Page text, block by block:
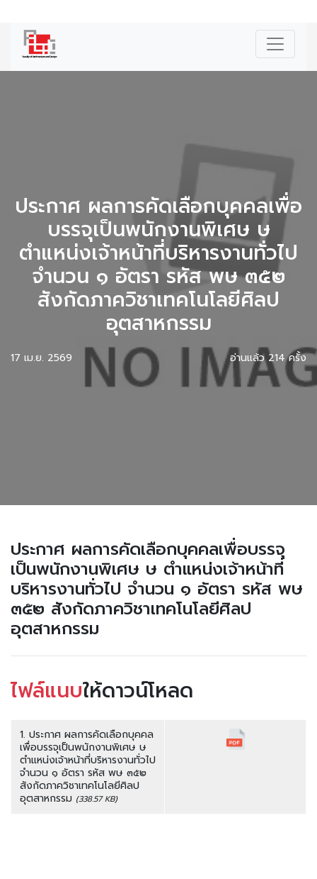
ประกาศ ผลการคัดเลือกบุคคลเพื่อ
บรรจุเป็นพนักงานพิเศษ ษ
ตำแหน่งเจ้าหน้าที่บริหารงานทั่วไป
จำนวน ๑ อัตรา รหัส พษ ๓๕๒
สังกัดภาควิชาเทคโนโลยีศิลป
อุตสาหกรรม
17 เม.ย. 2569 อ่านแล้ว 214 ครั้ง
ประกาศ ผลการคัดเลือกบุคคลเพื่อบรรจุ
เป็นพนักงานพิเศษ ษ ตำแหน่งเจ้าหน้าที่
บริหารงานทั่วไป จำนวน ๑ อัตรา รหัส พษ
๓๕๒ สังกัดภาควิชาเทคโนโลยีศิลป
อุตสาหกรรม
ไฟล์แนบให้ดาวน์โหลด
1. ประกาศ ผลการคัดเลือกบุคคล
เพื่อบรรจุเป็นพนักงานพิเศษ ษ
ตำแหน่งเจ้าหน้าที่บริหารงานทั่วไป
จำนวน ๑ อัตรา รหัส พษ ๓๕๒
สังกัดภาควิชาเทคโนโลยีศิลป
อุตสาหกรรม (338.57 KB)